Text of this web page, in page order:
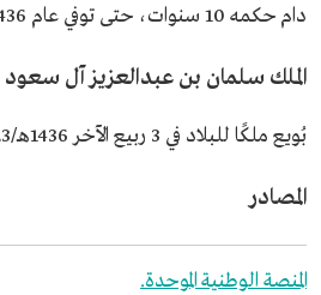
دام حكمه 10 سنوات، حتى توفي عام 1436هـ/2015م.
الملك سلمان بن عبدالعزيز آل سعود
بُويع ملكًا للبلاد في 3 ربيع الآخر 1436هـ/23 يناير 2015م.
المصادر
المنصة الوطنية الموحدة.